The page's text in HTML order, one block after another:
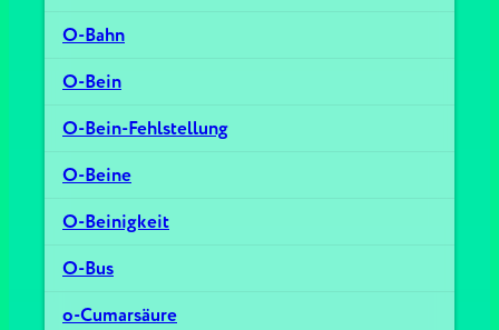
O-Bahn
O-Bein
O-Bein-Fehlstellung
O-Beine
O-Beinigkeit
O-Bus
o-Cumarsäure